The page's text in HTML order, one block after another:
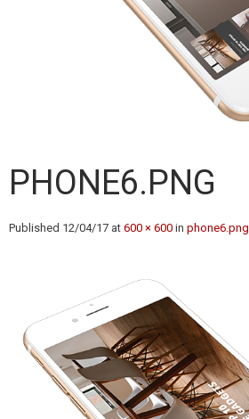
PHONE6.PNG
Published 12/04/17 at 600 × 600 in phone6.png